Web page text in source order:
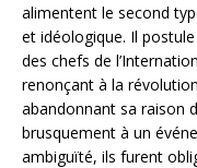
alimentent le second
et idéologique. Il
des chefs de
renonçant à la
abandonnant sa raison
brusquement à un
ambiguïté, ils furent